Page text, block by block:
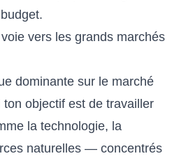
vers les grands marchés
dominante sur le marché
objectif est de travailler
la technologie, la
naturelles — concentrés